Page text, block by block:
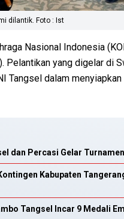
dilantik. Foto : Ist
Nasional Indonesia
Pelantikan yang digelar di
Tangsel dalam
dan Percasi Gelar
Kabupaten
Tangsel Incar 9 Medali